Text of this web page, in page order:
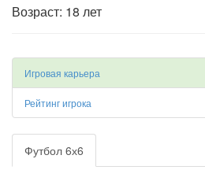
Возраст: 18 лет
Игровая карьера
Рейтинг игрока
Футбол 6х6